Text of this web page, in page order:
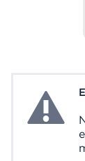
System